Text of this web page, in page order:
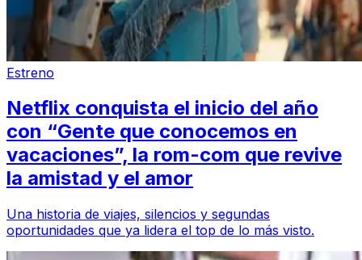
Estreno
Netflix conquista el inicio del año
con “Gente que conocemos en
vacaciones”, la rom-com que revive
la amistad y el amor
Una historia de viajes, silencios y segundas
oportunidades que ya lidera el top de lo más visto.